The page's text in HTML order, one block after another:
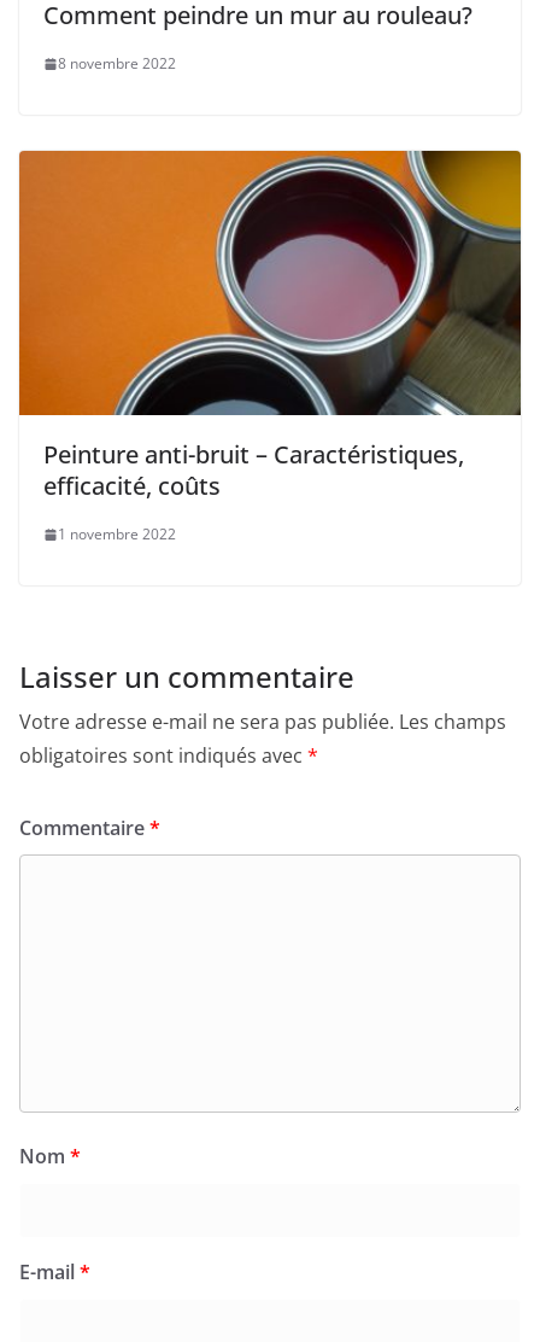
Comment peindre un mur au rouleau?
8 novembre 2022
Peinture anti-bruit – Caractéristiques,
efficacité, coûts
1 novembre 2022
Laisser un commentaire
Votre adresse e-mail ne sera pas publiée. Les champs
obligatoires sont indiqués avec *
Commentaire*
Nom *
E-mail*